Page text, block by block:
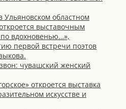
Ульяновском областном
выставочным
вдохновенью…»,
первой встречи поэтов
чувашский женский
откроется выставка
искусстве и